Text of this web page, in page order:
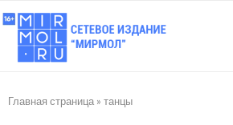
Главная страница » танцы